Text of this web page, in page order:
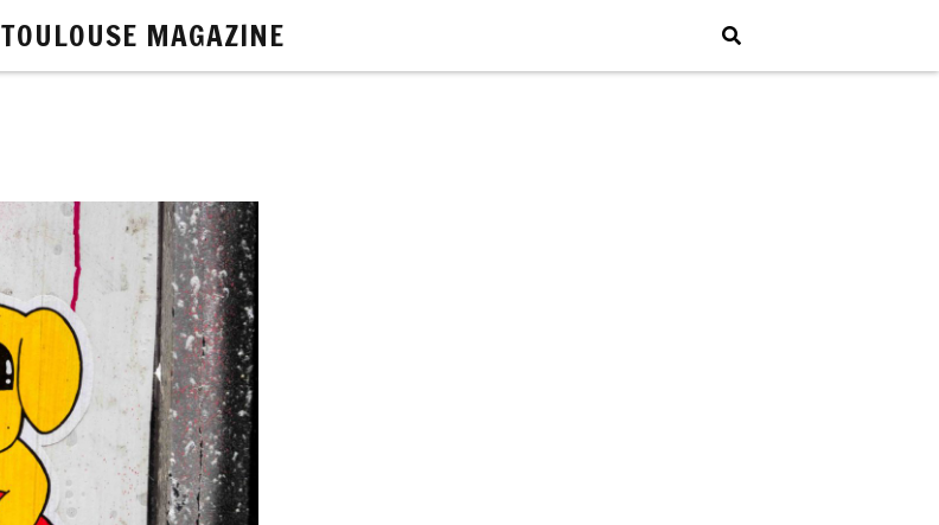
TOULOUSE MAGAZINE